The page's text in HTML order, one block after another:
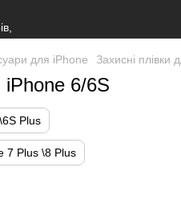
для iPhone Захисні плівки
iPhone 6/6S
Plus
7 Plus \8 Plus